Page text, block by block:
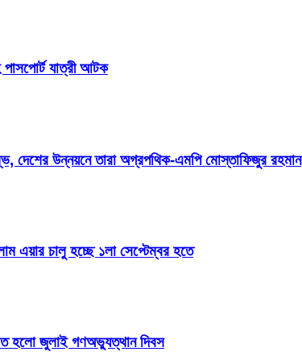
যাত্রী আটক
দেশের উন্নয়নে তারা অগ্রপথিক-এমপি মোস্তাফিজুর রহমান
এয়ার চালু হচ্ছে ১লা সেপ্টেম্বর হতে
হলো জুলাই গণঅভ্যুত্থান দিবস